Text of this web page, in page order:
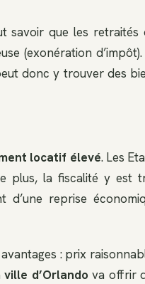
savoir que les retraités
(exonération d’impôt).
donc y trouver des
locatif élevé. Les
plus, la fiscalité y est
reprise
: prix
ville d’Orlando va offrir